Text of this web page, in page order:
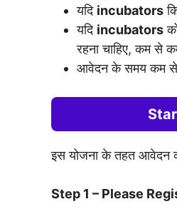
यदि incubators
यदि incubators
रहना चाहिए, कम से कम
आवेदन के समय कम
इस योजना के तहत आवेदन
Step 1 – Please